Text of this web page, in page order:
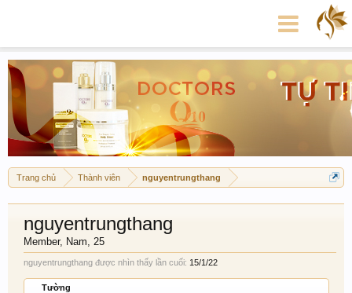
Trang chủ Thành viên nguyentrungthang
nguyentrungthang
Member, Nam, 25
nguyentrungthang được nhìn thấy lần cuối: 15/1/22
Tường